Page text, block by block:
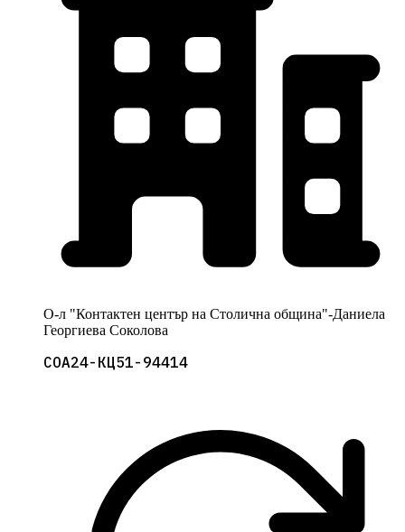
О-л "Контактен център на Столична община"-Даниела
Георгиева Соколова
СОА24-КЦ51-94414